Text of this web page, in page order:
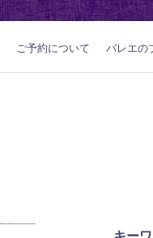
ご予約について バレエの